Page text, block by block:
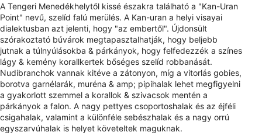
A Tengeri Menedékhelytől kissé északra található a "Kan-Uran
Point" nevű, szelíd falú merülés. A Kan-uran a helyi visayai
dialektusban azt jelenti, hogy "az embertől". Újdonsült
szórakoztató búvárok megtapasztalhatják, hogy beljebb
jutnak a túlnyúlásokba & párkányok, hogy felfedezzék a színes
lágy & kemény korallkertek bőséges szelíd robbanását.
Nudibranchok vannak kitéve a zátonyon, míg a vitorlás gobies,
borotva garnélarák, muréna & amp; pipihalak lehet megfigyelni
a gyakorlott szemmel a korallok & szivacsok mentén a
párkányok a falon. A nagy pettyes csoportoshalak és az éjféli
csigahalak, valamint a különféle sebészhalak és a nagy orrú
egyszarvúhalak is helyet követeltek maguknak.